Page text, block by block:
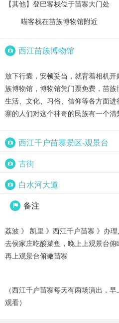
【其他】登巴客栈位于苗寨大门处
喵客栈在苗族博物馆附近
 西江苗族博物馆
放下行囊，安顿妥当，就背着相机
族博物馆，博物馆凭门票免费，苗
生活、文化、习俗、信仰等各方面
寨的人们对这个神奇的民族有一个清
 西江千户苗寨景区-观景台
 古街
 白水河大道
 备注
荔波 》 凯里 》西江千户苗寨 》办
去侯家庄吃酸菜鱼，晚上上观景台
再上观景台俯瞰苗寨
（西江千户苗寨每天有两场演出，
观看）